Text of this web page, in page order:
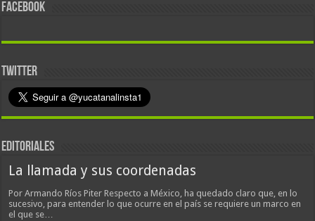
FACEBOOK
TWITTER
EDITORIALES
La llamada y sus coordenadas
Por Armando Ríos Piter Respecto a México, ha quedado claro que, en lo
sucesivo, para entender lo que ocurre en el país se requiere un marco en
el que se…